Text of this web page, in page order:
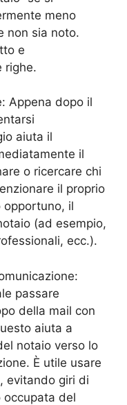
meno
non sia noto.
e
righe.
Appena dopo il
aiuta il
il
o ricercare chi
il proprio
opportuno, il
(ad esempio,
ecc.).
passare
della mail con
aiuta a
notaio verso lo
È utile usare
evitando giri di
occupata del